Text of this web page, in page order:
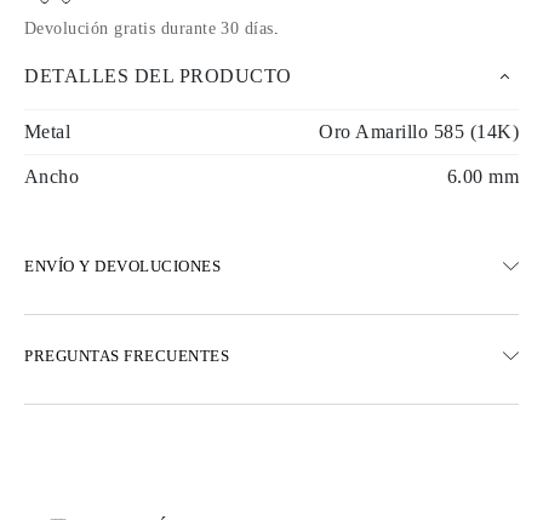
Devolución gratis durante 30 días.
DETALLES DEL PRODUCTO
Metal Oro Amarillo 585 (14K)
Ancho 6.00 mm
ENVÍO Y DEVOLUCIONES
Opciones de entrega exprés también están disponibles
PREGUNTAS FRECUENTES